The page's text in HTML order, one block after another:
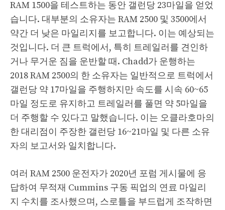
RAM 1500을 테스트하는 동안 갤런당 23마일을 얻었
습니다. 대부분의 소유자는 RAM 2500 및 3500에서
약간 더 낮은 마일리지를 보고합니다. 이는 예상되는
것입니다. 더 큰 트럭에서, 특히 트레일러를 견인하
거나 무거운 짐을 운반할 때. Chadd가 운행하는
2018 RAM 2500의 한 소유자는 일반적으로 트럭에서
갤런당 약 17마일을 주행하지만 속도를 시속 60~65
마일 정도로 유지하고 트레일러를 풀면 약 5마일을
더 주행할 수 있다고 말했습니다. 이는 오클라호마의
한 대리점이 주장한 갤런당 16~21마일 및 다른 소유
자의 보고서와 일치합니다.
여러 RAM 2500 운전자가 2020년 포럼 게시물에 응
답하여 무적재 Cummins 구동 픽업의 연료 마일리
지 수치를 조사했으며, 스로틀을 부드럽게 조작하면